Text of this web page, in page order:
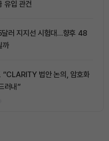
유입 관건
달러 지지선 시험대…향후 48
까
“CLARITY 법안 논의, 암호화
러내”